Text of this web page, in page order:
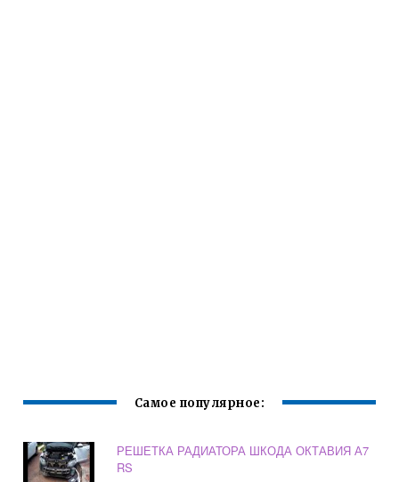
Самое популярное:
РЕШЕТКА РАДИАТОРА ШКОДА ОКТАВИЯ А7
RS